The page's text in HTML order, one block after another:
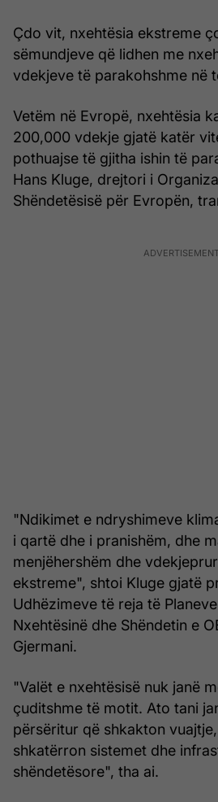
Çdo vit, nxehtësia ekstreme
sëmundjeve që lidhen me
vdekjeve të parakohshme në
Vetëm në Evropë, nxehtësia
200,000 vdekje gjatë katër
pothuajse të gjitha ishin të
Hans Kluge, drejtori i
Shëndetësisë për Evropën,
"Ndikimet e ndryshimeve
i qartë dhe i pranishëm, dhe
menjëhershëm dhe
ekstreme", shtoi Kluge gjatë
Udhëzimeve të reja të
Nxehtësinë dhe Shëndetin e
Gjermani.
"Valët e nxehtësisë nuk janë
çuditshme të motit. Ato tani
përsëritur që shkakton
shkatërron sistemet dhe
shëndetësore", tha ai.